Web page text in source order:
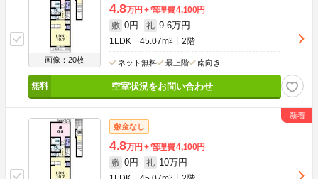
画像：20枚
4.8万円 管理費4,100円
敷 0円 礼 9.6万円
1LDK 45.07m2 2階
ネット無料 最上階 南向き
空室状況をお問い合わせ
敷金なし
4.8万円 管理費4,100円
敷 0円 礼 10万円
2